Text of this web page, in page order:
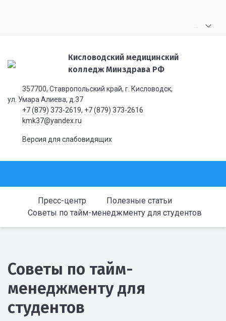
Кисловодский медицинский
колледж Минздрава РФ
357700, Ставропольский край, г. Кисловодск,
ул. Умара Алиева, д.37
+7 (879) 373-2619, +7 (879) 373-2616
kmk37@yandex.ru
Версия для слабовидящих
Пресс-центр
Полезные статьи
Советы по тайм-менеджменту для студентов
Советы по тайм-
менеджменту для
студентов